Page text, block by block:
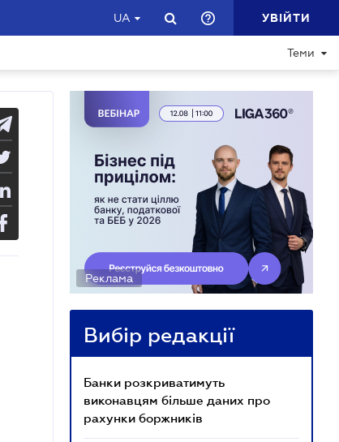
UA УВІЙТИ
Теми
Реклама
Вибір редакції
Банки розкриватимуть
виконавцям більше даних про
рахунки боржників